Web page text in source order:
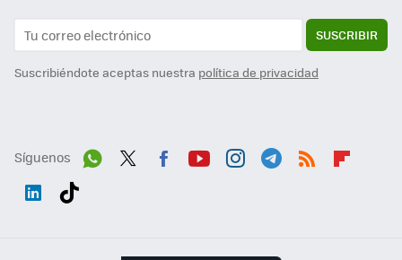
SUSCRIBIR
Suscribiéndote aceptas nuestra política de privacidad
Síguenos